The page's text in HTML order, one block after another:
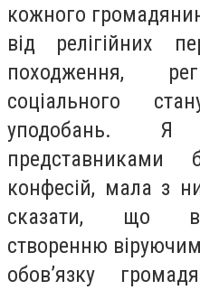
кожного
від релігійних
походження,
соціального
уподобань. Я
представниками
конфесій, мала з
сказати, що
створенню
обов’язку